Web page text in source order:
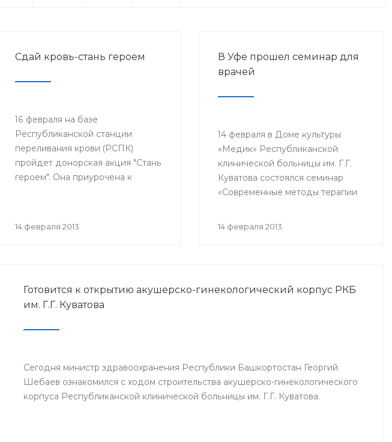
Сдай кровь-стань героем
16 февраля на базе
Республиканской станции
переливания крови (РСПК)
пройдет донорская акция "Стань
героем". Она приурочена к
инициативе Международной
конфедерации организаций
14 февраля 2013
В Уфе прошел семинар для
врачей
14 февраля в Доме культуры
«Медик» Республиканской
клинической больницы им. Г.Г.
Куватова состоялся семинар
«Современные методы терапии
связанных с острой потерей
трансфузиологи, анестезиологи-
14 февраля 2013
Готовится к открытию акушерско-гинекологический корпус РКБ
им. Г.Г. Куватова
Сегодня министр здравоохранения Республики Башкортостан Георгий
Шебаев ознакомился с ходом строительства акушерско-гинекологического
корпуса Республиканской клинической больницы им. Г.Г. Куватова.